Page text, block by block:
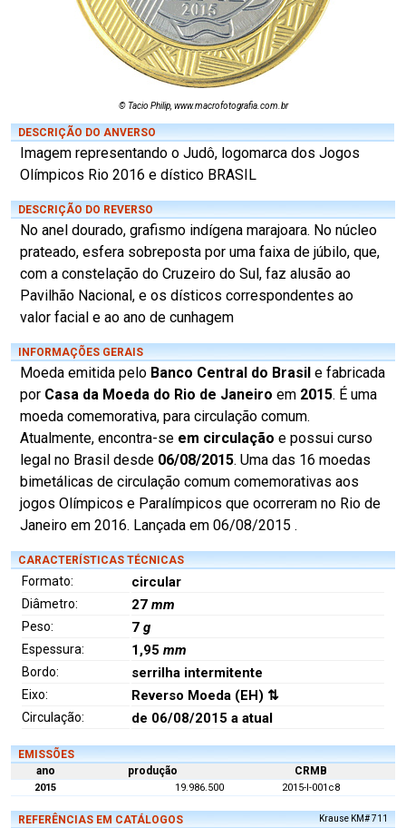
© Tacio Philip, www.macrofotografia.com.br
DESCRIÇÃO DO ANVERSO
Imagem representando o Judô, logomarca dos Jogos
Olímpicos Rio 2016 e dístico BRASIL
DESCRIÇÃO DO REVERSO
No anel dourado, grafismo indígena marajoara. No núcleo
prateado, esfera sobreposta por uma faixa de júbilo, que,
com a constelação do Cruzeiro do Sul, faz alusão ao
Pavilhão Nacional, e os dísticos correspondentes ao
valor facial e ao ano de cunhagem
INFORMAÇÕES GERAIS
Moeda emitida pelo Banco Central do Brasil e fabricada
por Casa da Moeda do Rio de Janeiro em 2015. É uma
moeda comemorativa, para circulação comum.
Atualmente, encontra-se em circulação e possui curso
legal no Brasil desde 06/08/2015. Uma das 16 moedas
bimetálicas de circulação comum comemorativas aos
jogos Olímpicos e Paralímpicos que ocorreram no Rio de
Janeiro em 2016. Lançada em 06/08/2015 .
CARACTERÍSTICAS TÉCNICAS
Formato: circular
Diâmetro: 27 mm
Peso: 7 g
Espessura: 1,95 mm
Bordo: serrilha intermitente
Eixo: Reverso Moeda (EH) ⇅
Circulação: de 06/08/2015 a atual
EMISSÕES
ano
produção CRMB
2015 19.986.500 2015-I-001c8
REFERÊNCIAS EM CATÁLOGOS Krause KM# 711